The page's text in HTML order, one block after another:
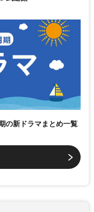
の新ドラマまとめ一覧